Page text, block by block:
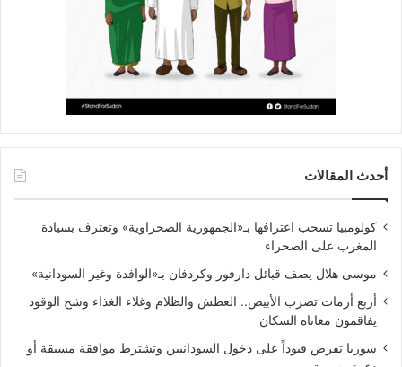
أحدث المقالات
كولومبيا تسحب اعترافها بـ«الجمهورية الصحراوية» وتعترف بسيادة
المغرب على الصحراء
موسى هلال يصف قبائل دارفور وكردفان بـ«الوافدة وغير السودانية»
أربع أزمات تضرب الأبيض.. العطش والظلام وغلاء الغذاء وشح الوقود
يفاقمون معاناة السكان
سوريا تفرض قيوداً على دخول السودانيين وتشترط موافقة مسبقة أو